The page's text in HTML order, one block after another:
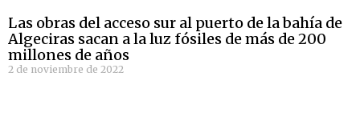
Las obras del acceso sur al puerto de la bahía de
Algeciras sacan a la luz fósiles de más de 200
millones de años
2 de noviembre de 2022